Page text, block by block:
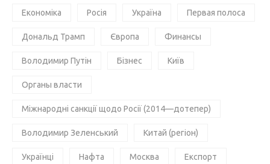
Економіка Росія Україна Первая полоса
Дональд Трамп Європа Финансы
Володимир Путін Бізнес Київ
Органы власти
Міжнародні санкції щодо Росії (2014—дотепер)
Володимир Зеленський Китай (регіон)
Українці Нафта Москва Експорт